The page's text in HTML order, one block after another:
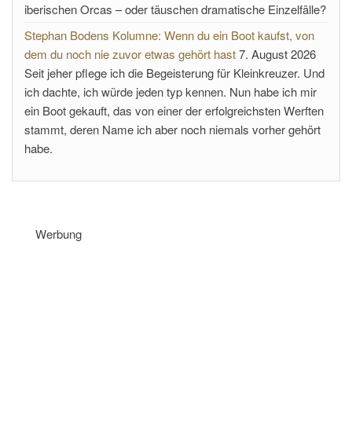
iberischen Orcas – oder täuschen dramatische Einzelfälle?
Stephan Bodens Kolumne: Wenn du ein Boot kaufst, von
dem du noch nie zuvor etwas gehört hast7. August 2026
Seit jeher pflege ich die Begeisterung für Kleinkreuzer. Und
ich dachte, ich würde jeden typ kennen. Nun habe ich mir
ein Boot gekauft, das von einer der erfolgreichsten Werften
stammt, deren Name ich aber noch niemals vorher gehört
habe.
Werbung